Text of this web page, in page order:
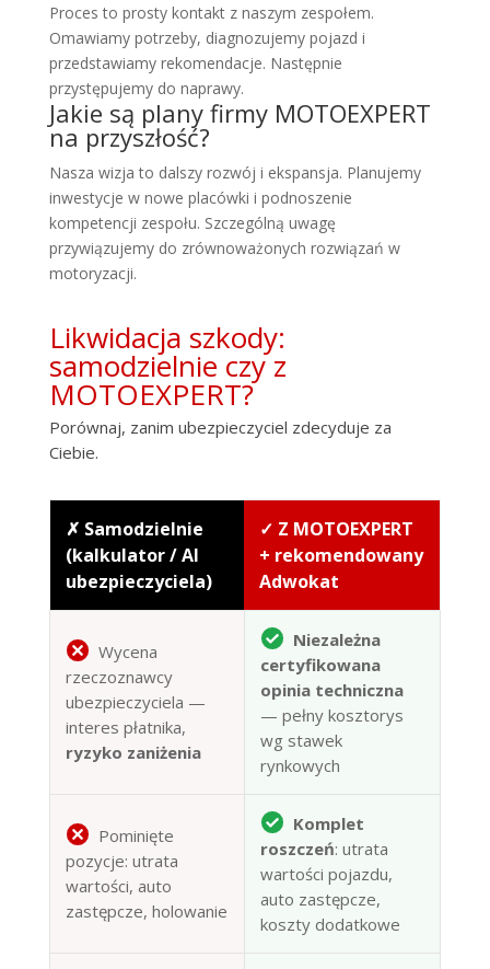
Proces to prosty kontakt z naszym zespołem.
Omawiamy potrzeby, diagnozujemy pojazd i
przedstawiamy rekomendacje. Następnie
przystępujemy do naprawy.
Jakie są plany firmy MOTOEXPERT
na przyszłość?
Nasza wizja to dalszy rozwój i ekspansja. Planujemy
inwestycje w nowe placówki i podnoszenie
kompetencji zespołu. Szczególną uwagę
przywiązujemy do zrównoważonych rozwiązań w
motoryzacji.
Likwidacja szkody:
samodzielnie czy z
MOTOEXPERT?
Porównaj, zanim ubezpieczyciel zdecyduje za
Ciebie.
✗ Samodzielnie
(kalkulator / AI
ubezpieczyciela)
✓ Z MOTOEXPERT
+ rekomendowany
Adwokat
Wycena
rzeczoznawcy
ubezpieczyciela —
interes płatnika,
ryzyko zaniżenia
Niezależna
certyfikowana
opinia techniczna
— pełny kosztorys
wg stawek
rynkowych
Pominięte
pozycje: utrata
wartości, auto
zastępcze, holowanie
Komplet
roszczeń: utrata
wartości pojazdu,
auto zastępcze,
koszty dodatkowe